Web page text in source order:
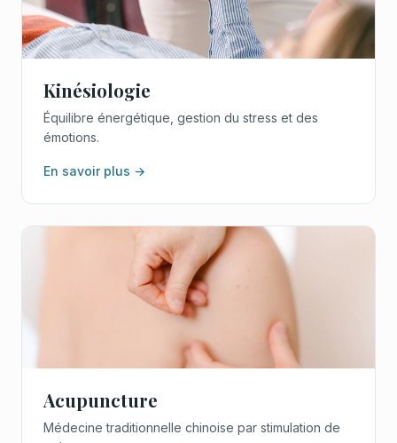
Kinésiologie
Équilibre énergétique, gestion du stress et des
émotions.
En savoir plus →
Acupuncture
Médecine traditionnelle chinoise par stimulation de